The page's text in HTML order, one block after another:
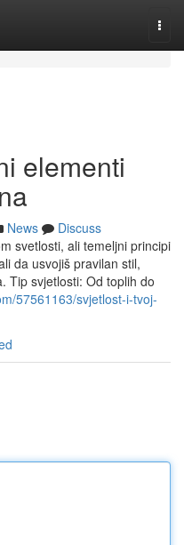
elementi
News
Discuss
svetlosti, ali temeljni principi
da usvojiš pravilan stil,
Tip svjetlosti: Od toplih do
57561163/svjetlost-i-tvoj-